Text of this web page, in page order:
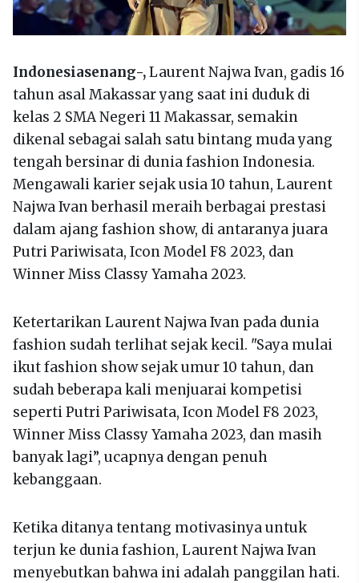
Indonesiasenang-,Laurent Najwa Ivan, gadis 16
tahun asal Makassar yang saat ini duduk di
kelas 2 SMA Negeri 11 Makassar, semakin
dikenal sebagai salah satu bintang muda yang
tengah bersinar di dunia fashion Indonesia.
Mengawali karier sejak usia 10 tahun, Laurent
Najwa Ivan berhasil meraih berbagai prestasi
dalam ajang fashion show, di antaranya juara
Putri Pariwisata, Icon Model F8 2023, dan
Winner Miss Classy Yamaha 2023.
Ketertarikan Laurent Najwa Ivan pada dunia
fashion sudah terlihat sejak kecil. "Saya mulai
ikut fashion show sejak umur 10 tahun, dan
sudah beberapa kali menjuarai kompetisi
seperti Putri Pariwisata, Icon Model F8 2023,
Winner Miss Classy Yamaha 2023, dan masih
banyak lagi”, ucapnya dengan penuh
kebanggaan.
Ketika ditanya tentang motivasinya untuk
terjun ke dunia fashion, Laurent Najwa Ivan
menyebutkan bahwa ini adalah panggilan hati.